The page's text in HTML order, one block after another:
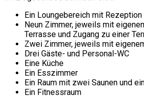
Ein Loungebereich mit Rezeption
Neun Zimmer, jeweils mit
Terrasse und Zugang zu einer
Zwei Zimmer, jeweils mit
Drei Gäste- und Personal-WC
Eine Küche
Ein Esszimmer
Ein Raum mit zwei Saunen und
Ein Fitnessraum